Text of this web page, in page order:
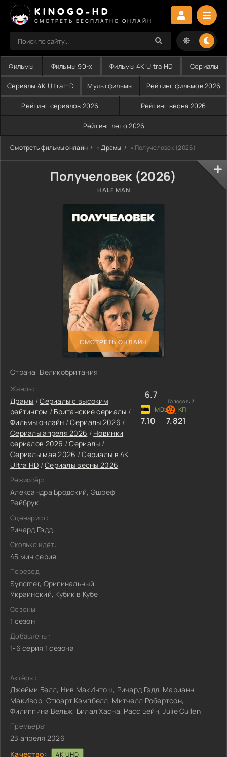
KINOGO-HD
СМОТРЕТЬ БЕСПЛАТНО ОНЛАЙН
Фильмы Фильмы 90-х Фильмы 4K Ultra HD Сериалы
Сериалы 4K Ultra HD Мультфильмы Рейтинг фильмов 2026
Рейтинг сериалов 2026 Рейтинг весна 2026
Рейтинг лето 2026
Смотреть фильмы онлайн »Драмы » Получеловек (2026)
Получеловек (2026)
HALF MAN
СМОТРЕТЬ ОНЛАЙН
Страна: Великобритания
Жанры:
Драмы /Сериалы с высоким
рейтингом / Британские сериалы /
Фильмы онлайн /Сериалы 2026 /
Сериалы апреля 2026 / Новинки
сериалов 2026 /Сериалы /
Сериалы мая 2026 /Сериалы в 4K
Ultra HD /Сериалы весны 2026
Режиссёр:
Александра Бродский, Эшреф
Рейбрук
Сценарист:
Ричард Гэдд
Сколько идёт:
45 мин серия
Перевод:
Syncmer, Оригинальный,
Украинский, Кубик в Кубе
Сезоны:
1 сезон
Добавлены:
1-6 серия 1 сезона
6.7
Голосов: 3
7.10 7.821
Актёры:
Джейми Белл, Нив МакИнтош, Ричард Гэдд, Марианн
МакИвор, Стюарт Кэмпбелл, Митчелл Робертсон,
Филиппина Вельж, Билал Хасна, Расс Бейн, Julie Cullen
Премьера:
23 апреля 2026
Качество:
4K UHD